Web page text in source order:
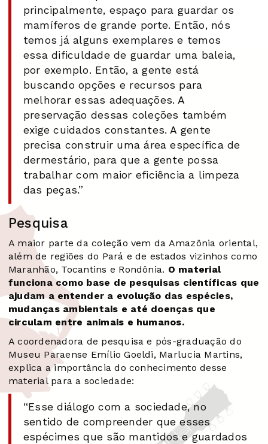
principalmente, espaço para guardar os
mamíferos de grande porte. Então, nós
temos já alguns exemplares e temos
essa dificuldade de guardar uma baleia,
por exemplo. Então, a gente está
buscando opções e recursos para
melhorar essas adequações. A
preservação dessas coleções também
exige cuidados constantes. A gente
precisa construir uma área específica de
dermestário, para que a gente possa
trabalhar com maior eficiência a limpeza
das peças.”
Pesquisa
A maior parte da coleção vem da Amazônia oriental,
além de regiões do Pará e de estados vizinhos como
Maranhão, Tocantins e Rondônia. O material
funciona como base de pesquisas científicas que
ajudam a entender a evolução das espécies,
mudanças ambientais e até doenças que
circulam entre animais e humanos.
A coordenadora de pesquisa e pós-graduação do
Museu Paraense Emílio Goeldi, Marlucia Martins,
explica a importância do conhecimento desse
material para a sociedade:
“Esse diálogo com a sociedade, no
sentido de compreender que esses
espécimes que são mantidos e guardados